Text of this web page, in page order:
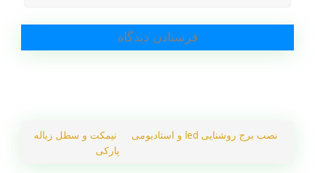
نصب برج روشنایی led و استادیومی
نیمکت و سطل زباله
پارکی